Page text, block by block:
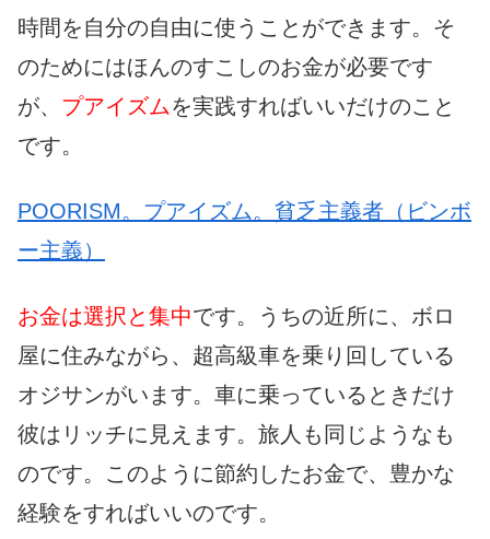
時間を自分の自由に使うことができます。そ
のためにはほんのすこしのお金が必要です
が、 プアイズムを実践すればいいだけのこと
です。
POORISM。プアイズム。貧乏主義者（ビンボ
ー主義）
お金は選択と集中です。うちの近所に、ボロ
屋に住みながら、超高級車を乗り回している
オジサンがいます。車に乗っているときだけ
彼はリッチに見えます。旅人も同じようなも
のです。このように節約したお金で、豊かな
経験をすればいいのです。